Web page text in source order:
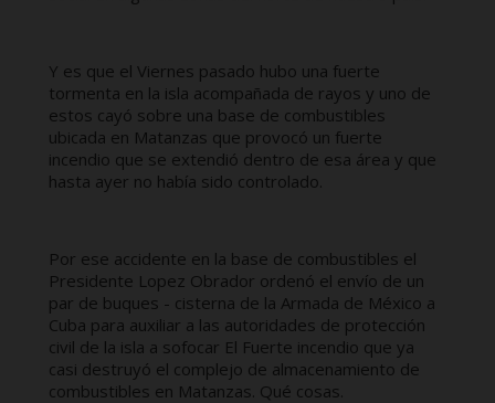
Y es que el Viernes pasado hubo una fuerte
tormenta en la isla acompañada de rayos y uno de
estos cayó sobre una base de combustibles
ubicada en Matanzas que provocó un fuerte
incendio que se extendió dentro de esa área y que
hasta ayer no había sido controlado.
Por ese accidente en la base de combustibles el
Presidente Lopez Obrador ordenó el envío de un
par de buques - cisterna de la Armada de México a
Cuba para auxiliar a las autoridades de protección
civil de la isla a sofocar El Fuerte incendio que ya
casi destruyó el complejo de almacenamiento de
combustibles en Matanzas. Qué cosas.